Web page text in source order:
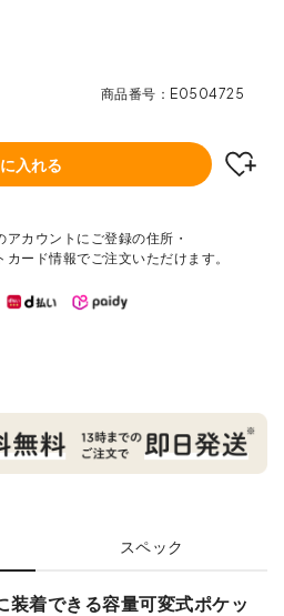
商品番号 E0504725
入れる
カウントにご登録の住所・
カード情報でご注文いただけます。
スペック
装着できる容量可変式ポケッ